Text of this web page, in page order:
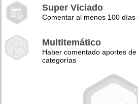
Super Viciado
Comentar al menos 100 días
Multitemático
Haber comentado aportes
categorías